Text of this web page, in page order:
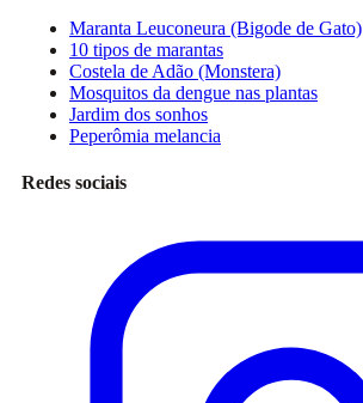
Maranta Leuconeura (Bigode de Gato)
10 tipos de marantas
Costela de Adão (Monstera)
Mosquitos da dengue nas plantas
Jardim dos sonhos
Peperômia melancia
Redes sociais